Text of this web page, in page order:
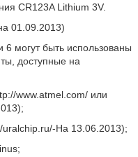
CR123A Lithium 3V.
01.09.2013)
6 могут быть использованы
доступные на
www.atmel.com/ или
Ha 13.06.2013);